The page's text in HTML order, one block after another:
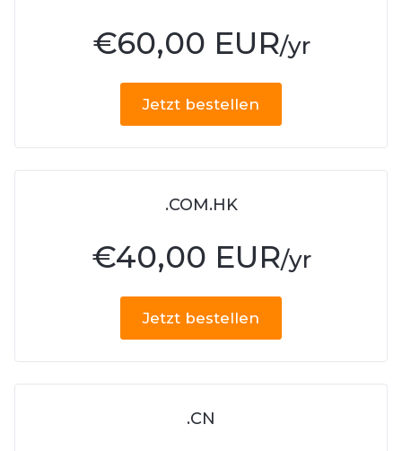
€60,00 EUR/yr
Jetzt bestellen
.COM.HK
€40,00 EUR/yr
Jetzt bestellen
.CN